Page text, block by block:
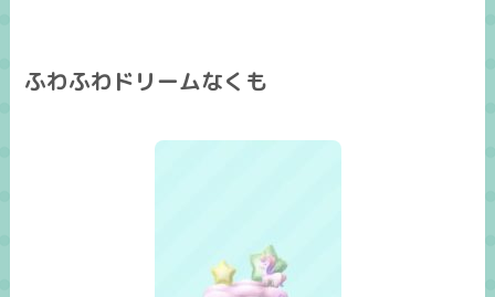
ふわふわドリームなくも